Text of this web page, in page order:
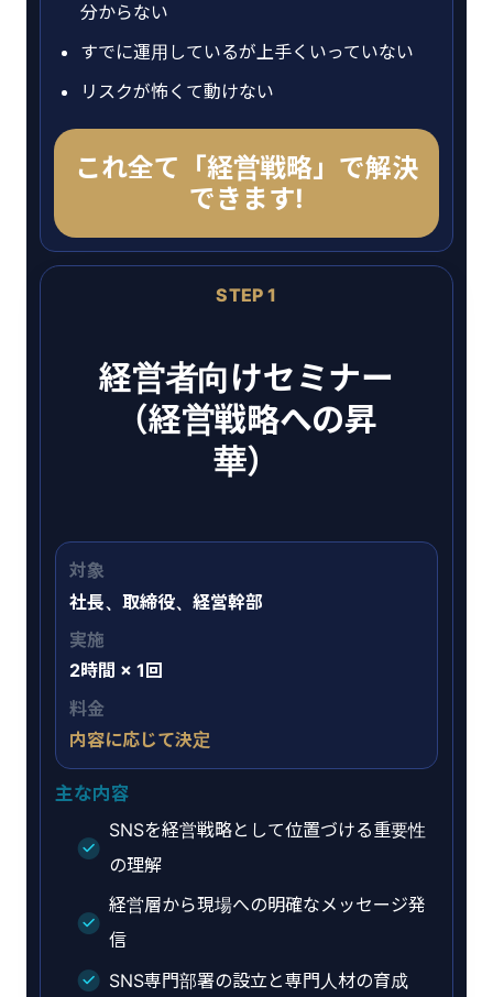
分からない
すでに運用しているが上手くいっていない
リスクが怖くて動けない
これ全て「経営戦略」で解決
できます!
STEP 1
経営者向けセミナー
（経営戦略への昇
華）
対象
社長、取締役、経営幹部
実施
2時間 × 1回
料金
内容に応じて決定
主な内容
SNSを経営戦略として位置づける重要性
の理解
経営層から現場への明確なメッセージ発
信
SNS専門部署の設立と専門人材の育成